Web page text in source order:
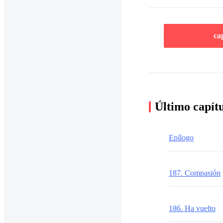
Último
Epílogo
187. Compasión
186. Ha vuelto